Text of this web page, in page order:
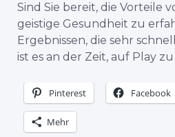
Sind Sie bereit, die Vorteile
geistige Gesundheit zu
Ergebnissen, die sehr
ist es an der Zeit, auf Play
Pinterest Facebook
Mehr